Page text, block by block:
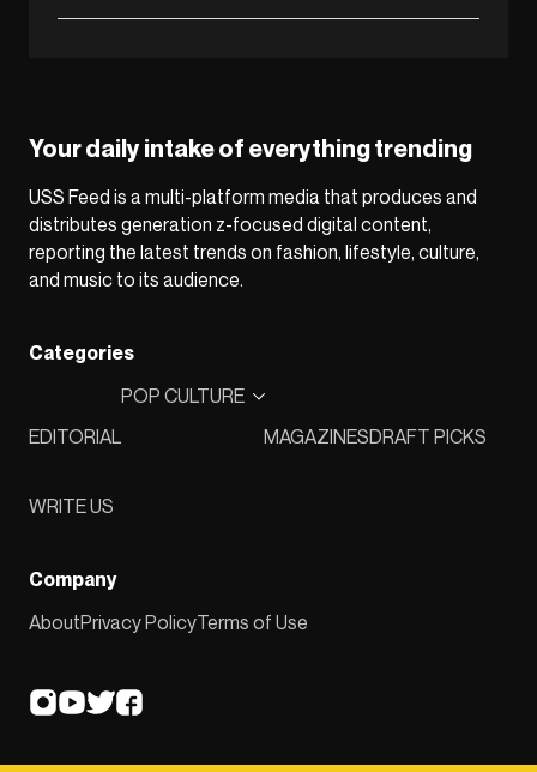
Your daily intake of everything trending
USS Feed is a multi-platform media that produces and
distributes generation z-focused digital content,
reporting the latest trends on fashion, lifestyle, culture,
and music to its audience.
Categories
EDITORIAL
POP CULTURE
MAGAZINESDRAFT PICKS
WRITE US
Company
AboutPrivacy PolicyTerms of Use